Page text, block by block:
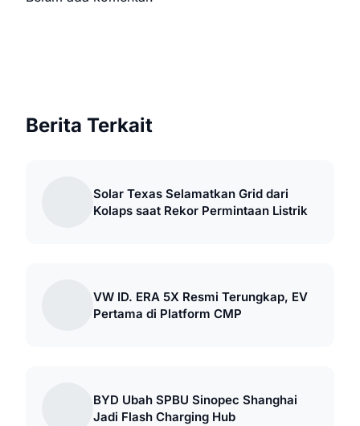
Berita Terkait
Solar Texas Selamatkan Grid dari
Kolaps saat Rekor Permintaan Listrik
VW ID. ERA 5X Resmi Terungkap, EV
Pertama di Platform CMP
BYD Ubah SPBU Sinopec Shanghai
Jadi Flash Charging Hub